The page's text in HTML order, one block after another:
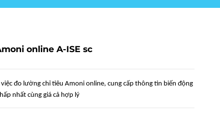
online A-ISE sc
việc đo lường chỉ tiêu Amoni online, cung cấp thông tin biến động
nhất cùng giá cả hợp lý